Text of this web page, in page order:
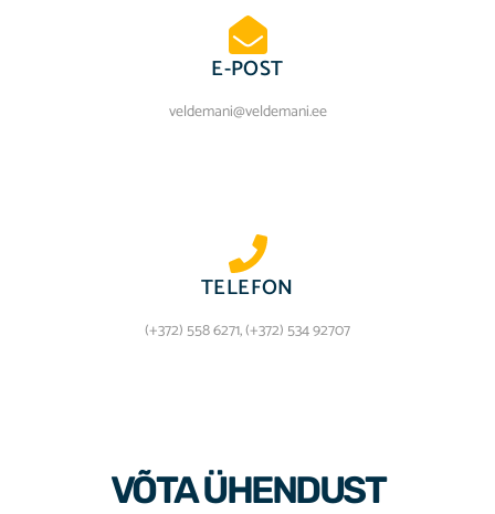
E-POST
veldemani@veldemani.ee
TELEFON
(+372) 558 6271, (+372) 534 92707
VÕTA ÜHENDUST